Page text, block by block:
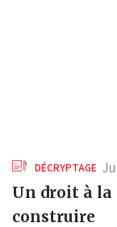
DÉCRYPTAGE
Un droit à
construire